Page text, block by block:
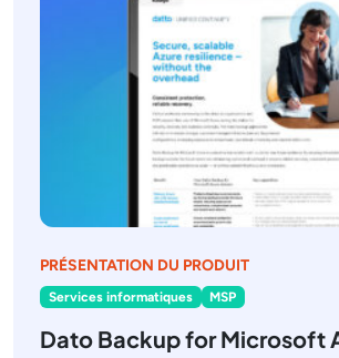
PRÉSENTATION DU PRODUIT
Services informatiques MSP
Dato Backup for Microsoft